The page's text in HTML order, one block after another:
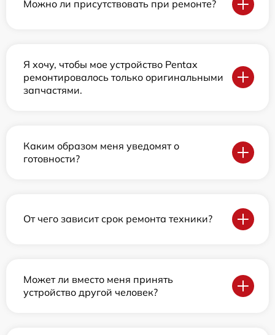
Можно ли присутствовать при ремонте?
Я хочу, чтобы мое устройство Pentax
ремонтировалось только оригинальными
запчастями.
Каким образом меня уведомят о
готовности?
От чего зависит срок ремонта техники?
Может ли вместо меня принять
устройство другой человек?